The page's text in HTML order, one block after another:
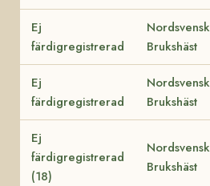
Ej
färdigregistrerad
Nordsvensk
Brukshäst
Ej
färdigregistrerad
Nordsvensk
Brukshäst
Ej
färdigregistrerad
(18)
Nordsvensk
Brukshäst